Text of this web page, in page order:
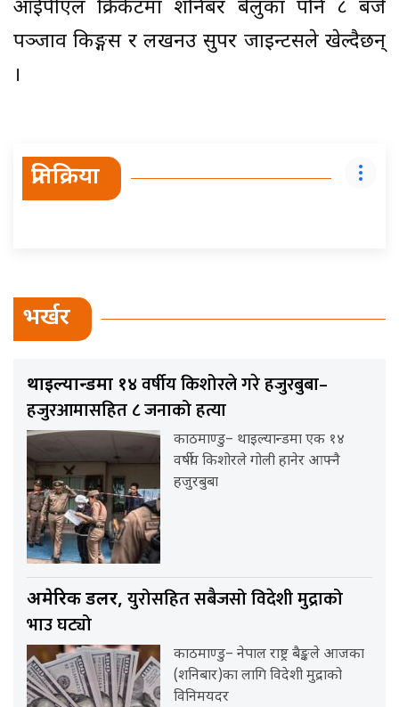
आईपीएल क्रिकेटमा शनिबर बेलुका पौने ८ बजे
पञ्जाव किङ्गस र लखनउ सुपर जाइन्टसले खेल्दैछन्
।
प्रतिक्रिया
भर्खर
थाइल्यान्डमा १४ वर्षीय किशोरले गरे हजुरबुबा–
हजुरआमासहित ८ जनाको हत्या
काठमाण्डु– थाइल्यान्डमा एक १४
वर्षीय किशोरले गोली हानेर आफ्नै
हजुरबुबा
अमेरिकी डलर, युरोसहित सबैजसो विदेशी मुद्राको
भाउ घट्यो
काठमाण्डु– नेपाल राष्ट्र बैङ्कले आजका
(शनिबार)का लागि विदेशी मुद्राको
विनिमयदर